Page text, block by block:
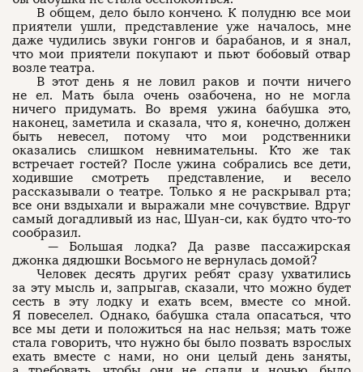
В общем, дело было кончено. К полудню все мои
приятели ушли, представление уже началось, мне
даже чудились звуки гонгов и барабанов, и я знал,
что мои приятели покупают и пьют бобовый отвар
возле театра.
В этот день я не ловил раков и почти ничего
не ел. Мать была очень озабочена, но не могла
ничего придумать. Во время ужина бабушка это,
наконец, заметила и сказала, что я, конечно, должен
быть невесел, потому что мои родственники
оказались слишком невнимательны. Кто же так
встречает гостей? После ужина собрались все дети,
ходившие смотреть представление, и весело
рассказывали о театре. Только я не раскрывал рта;
все они вздыхали и выражали мне сочувствие. Вдруг
самый догадливый из нас, Шуан-си, как будто что-то
сообразил.
— Большая лодка? Да разве пассажирская
джонка дядюшки Восьмого не вернулась домой?
Человек десять других ребят сразу ухватились
за эту мысль и, запрыгав, сказали, что можно будет
сесть в эту лодку и ехать всем, вместе со мной.
Я повеселел. Однако, бабушка стала опасаться, что
все мы дети и положиться на нас нельзя; мать тоже
стала говорить, что нужно бы было позвать взрослых
ехать вместе с нами, но они целый день заняты,